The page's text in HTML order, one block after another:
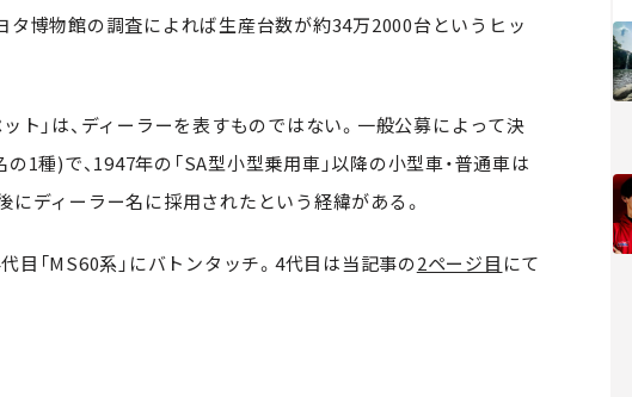
タ博物館の調査によれば生産台数が約34万2000台というヒッ
ト」は、ディーラーを表すものではない。一般公募によって決
1種)で、1947年の「SA型小型乗用車」以降の小型車・普通車は
にディーラー名に採用されたという経緯がある。
目「MS60系」にバトンタッチ。4代目は当記事の2ページ目 にて